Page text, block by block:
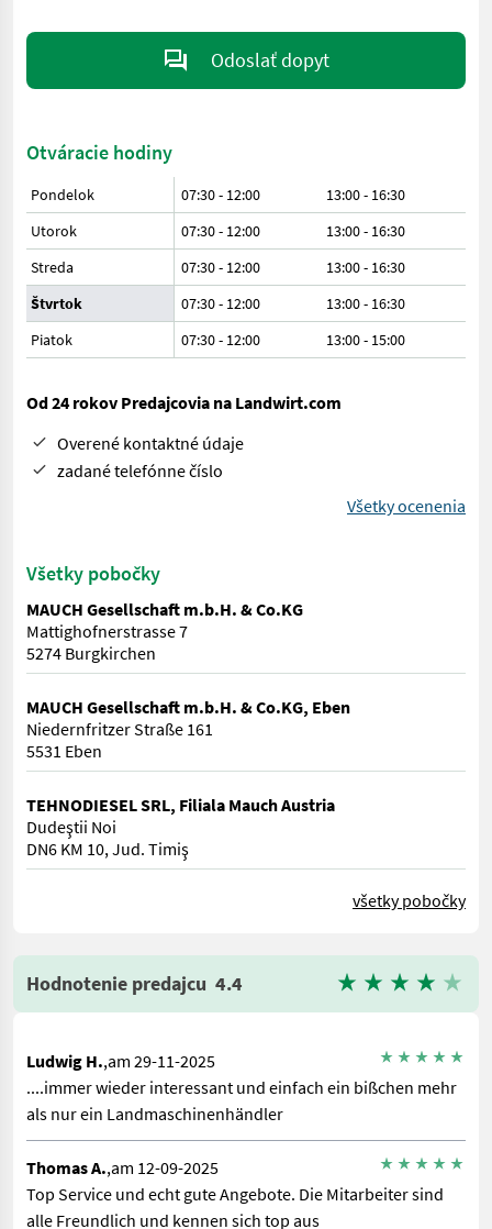
Odoslať dopyt
Otváracie hodiny
Pondelok 07:30 - 12:00
13:00 - 16:30
Utorok
07:30 - 12:00
13:00 - 16:30
Streda
07:30 - 12:00
13:00 - 16:30
Štvrtok
07:30 - 12:00
13:00 - 16:30
Piatok
07:30 - 12:00 13:00 - 15:00
Od 24 rokov Predajcovia na Landwirt.com
Overené kontaktné údaje
zadané telefónne číslo
Všetky ocenenia
Všetky pobočky
MAUCH Gesellschaft m.b.H. & Co.KG
Mattighofnerstrasse 7
5274 Burgkirchen
MAUCH Gesellschaft m.b.H. & Co.KG, Eben
Niedernfritzer Straße 161
5531 Eben
TEHNODIESEL SRL, Filiala Mauch Austria
Dudeştii Noi
DN6 KM 10, Jud. Timiş
všetky pobočky
Hodnotenie predajcu 4.4
Ludwig H.,am 29-11-2025
....immer wieder interessant und einfach ein bißchen mehr
als nur ein Landmaschinenhändler
Thomas A.,am 12-09-2025
Top Service und echt gute Angebote. Die Mitarbeiter sind
alle Freundlich und kennen sich top aus